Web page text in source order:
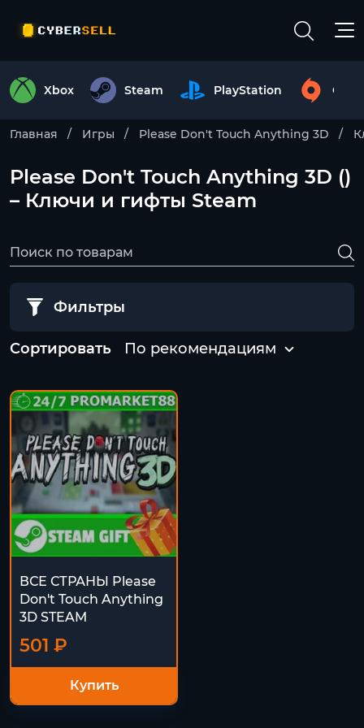
Xbox Steam PlayStation
Главная Игры Please Don't Touch Anything 3D
Please Don't Touch Anything 3D ()
– Ключи и гифты Steam
Фильтры
Сортировать По рекомендациям
ВСЕ СТРАНЫ Please
Don't Touch Anything
3D STEAM
501 ₽
Купить